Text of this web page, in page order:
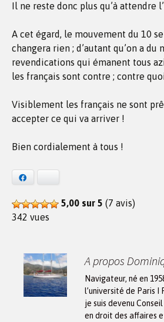
Il ne reste donc plus qu’à attendre
A cet égard, le mouvement du 10
changera rien ; d’autant qu’on a
revendications qui émanent tous
les français sont contre ; contre
Visiblement les français ne sont
accepter ce qui va arriver !
Bien cordialement à tous !
5,00 sur 5 (7 avis)
342 vues
A propos
Navigateur, né en
l’université de Paris I
je suis devenu
en droit des affaires